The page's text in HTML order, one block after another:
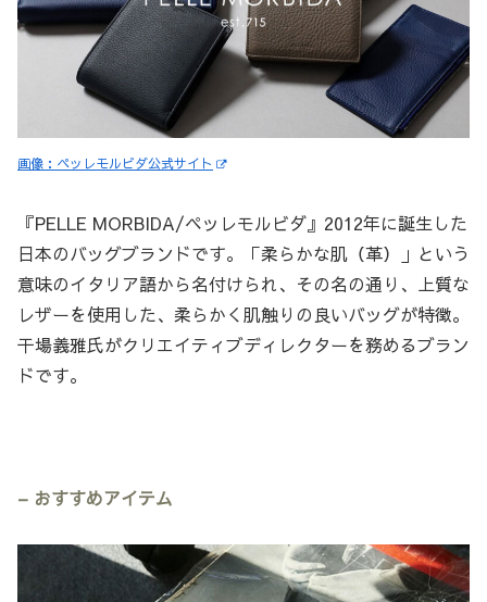
画像：ペッレモルビダ公式サイト
『PELLE MORBIDA/ペッレモルビダ』2012年に誕生した
日本のバッグブランドです。「柔らかな肌（革）」という
意味のイタリア語から名付けられ、その名の通り、上質な
レザーを使用した、柔らかく肌触りの良いバッグが特徴。
干場義雅氏がクリエイティブディレクターを務めるブラン
ドです。
– おすすめアイテム